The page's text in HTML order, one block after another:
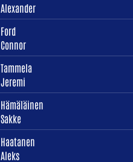
Alexander
Ford
Connor
Tammela
Jeremi
Hämäläinen
Sakke
Haatanen
Aleks